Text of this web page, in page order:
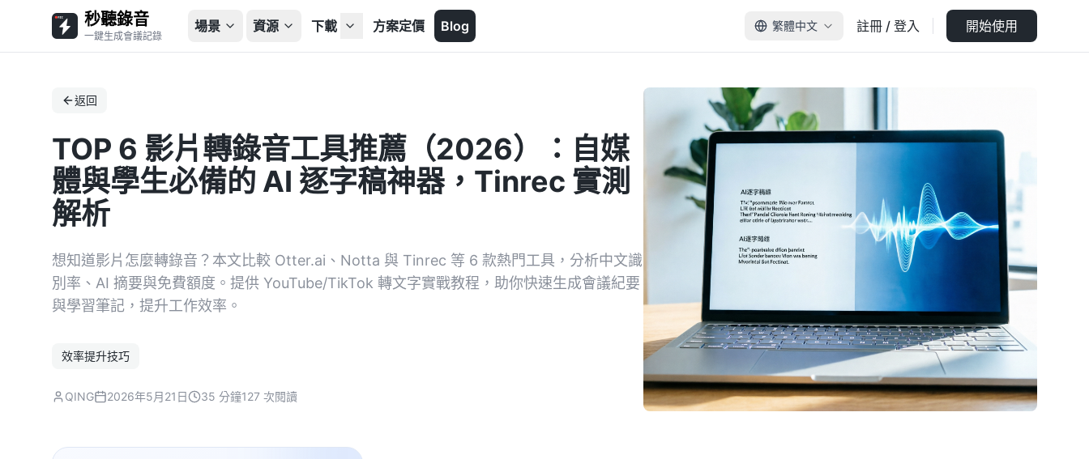
秒聽錄音
一鍵生成會議記錄
場景 資源 下載 方案定價 Blog 繁體中文 註冊 / 登入 開始使用
返回
TOP 6 影片轉錄音工具推薦（2026）：自媒
體與學生必備的 AI 逐字稿神器，Tinrec 實測
解析
想知道影片怎麼轉錄音？本文比較 Otter.ai、Notta 與 Tinrec 等 6 款熱門工具，分析中文識
別率、AI 摘要與免費額度。提供 YouTube/TikTok 轉文字實戰教程，助你快速生成會議紀要
與學習筆記，提升工作效率。
效率提升技巧
QING 2026年5月21日 35 分鐘127 次閱讀